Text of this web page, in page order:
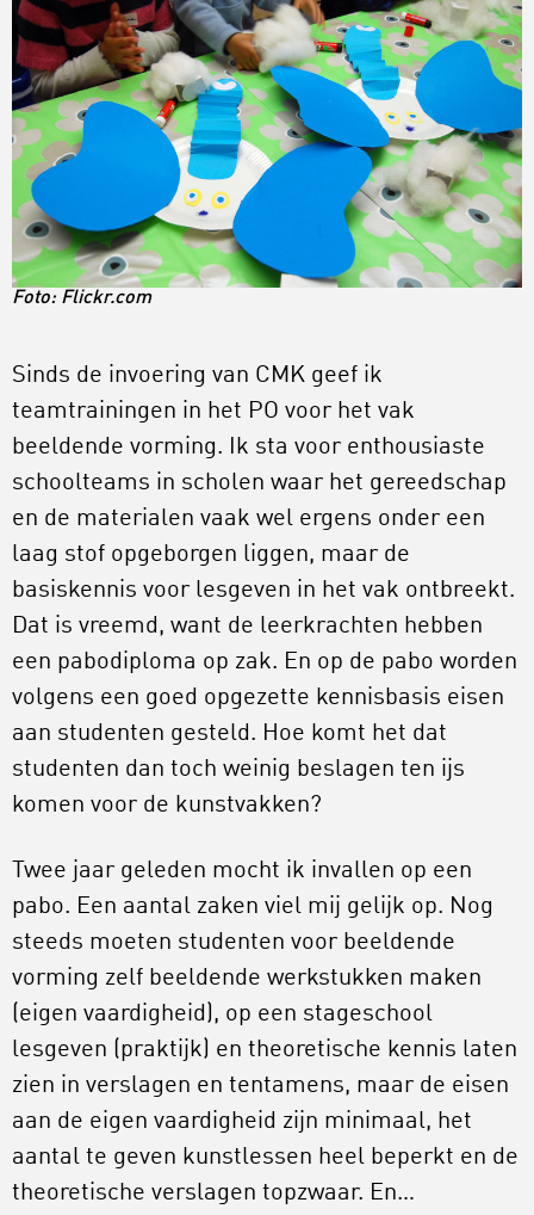
Foto: Flickr.com
Sinds de invoering van CMK geef ik
teamtrainingen in het PO voor het vak
beeldende vorming. Ik sta voor enthousiaste
schoolteams in scholen waar het gereedschap
en de materialen vaak wel ergens onder een
laag stof opgeborgen liggen, maar de
basiskennis voor lesgeven in het vak ontbreekt.
Dat is vreemd, want de leerkrachten hebben
een pabodiploma op zak. En op de pabo worden
volgens een goed opgezette kennisbasis eisen
aan studenten gesteld. Hoe komt het dat
studenten dan toch weinig beslagen ten ijs
komen voor de kunstvakken?
Twee jaar geleden mocht ik invallen op een
pabo. Een aantal zaken viel mij gelijk op. Nog
steeds moeten studenten voor beeldende
vorming zelf beeldende werkstukken maken
(eigen vaardigheid), op een stageschool
lesgeven (praktijk) en theoretische kennis laten
zien in verslagen en tentamens, maar de eisen
aan de eigen vaardigheid zijn minimaal, het
aantal te geven kunstlessen heel beperkt en de
theoretische verslagen topzwaar. En…